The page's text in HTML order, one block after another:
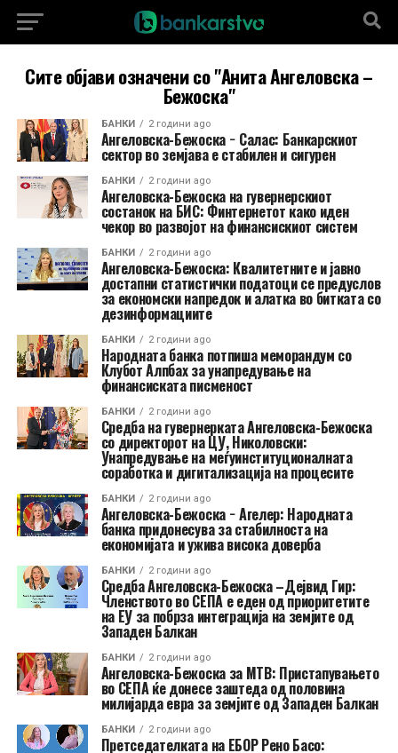
Сите објави означени со "Анита Ангеловска –
Бежоска"
БАНКИ 2 години ago
Ангеловска-Бежоска − Салас: Банкарскиот
сектор во земјава е стабилен и сигурен
БАНКИ 2 години ago
Ангеловска-Бежоска на гувернерскиот
состанок на БИС: Финтернетот како иден
чекор во развојот на финансискиот систем
БАНКИ 2 години ago
Ангеловска-Бежоска: Квалитетните и јавно
достапни статистички податоци се предуслов
за економски напредок и алатка во битката со
дезинформациите
БАНКИ 2 години ago
Народната банка потпиша меморандум со
Клубот Алпбах за унапредување на
финансиската писменост
БАНКИ 2 години ago
Средба на гувернерката Ангеловска-Бежоска
со директорот на ЦУ, Николовски:
Унапредување на меѓуинституционалната
соработка и дигитализација на процесите
БАНКИ 2 години ago
Ангеловска-Бежоска − Агелер: Народната
банка придонесува за стабилноста на
економијата и ужива висока доверба
БАНКИ 2 години ago
Средба Ангеловска-Бежоска –Дејвид Гир:
Членството во СЕПА е еден од приоритетите
на ЕУ за побрза интеграција на земјите од
Западен Балкан
БАНКИ 2 години ago
Ангеловска-Бежоска за МТВ: Пристапувањето
во СЕПА ќе донесе заштеда од половина
милијарда евра за земјите од Западен Балкан
БАНКИ 2 години ago
Претседателката на ЕБОР Ренo Басо: